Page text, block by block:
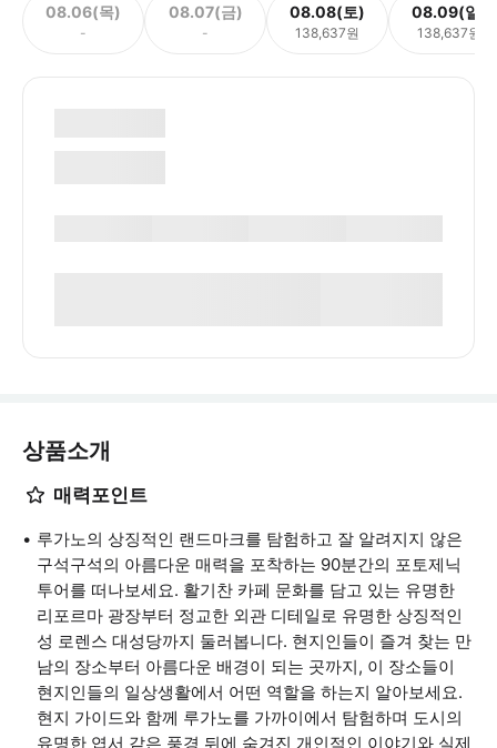
08.06(목)
-
08.07(금)
-
08.08(토)
138,637원
08.09(일)
138,637원
상품소개
매력포인트
루가노의 상징적인 랜드마크를 탐험하고 잘 알려지지 않은
구석구석의 아름다운 매력을 포착하는 90분간의 포토제닉
투어를 떠나보세요. 활기찬 카페 문화를 담고 있는 유명한
리포르마 광장부터 정교한 외관 디테일로 유명한 상징적인
성 로렌스 대성당까지 둘러봅니다. 현지인들이 즐겨 찾는 만
남의 장소부터 아름다운 배경이 되는 곳까지, 이 장소들이
현지인들의 일상생활에서 어떤 역할을 하는지 알아보세요.
현지 가이드와 함께 루가노를 가까이에서 탐험하며 도시의
유명한 엽서 같은 풍경 뒤에 숨겨진 개인적인 이야기와 실제